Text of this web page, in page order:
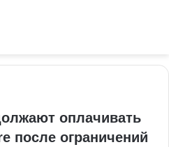
оплачивать
после ограничений